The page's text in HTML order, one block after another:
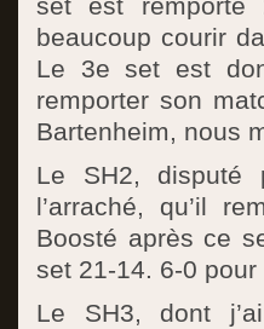
set est
beaucoup courir
Le 3e set est
remporter son
Bartenheim, nous
Le SH2, disputé
l’arraché, qu’il
Boosté après ce
set 21-14. 6-0 pour
Le SH3, dont